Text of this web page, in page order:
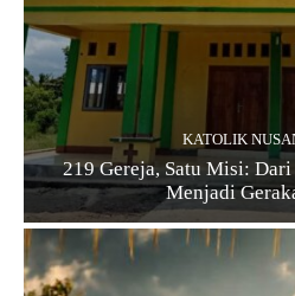
KATOLIK
219 Gereja, Satu Misi:
Menjadi